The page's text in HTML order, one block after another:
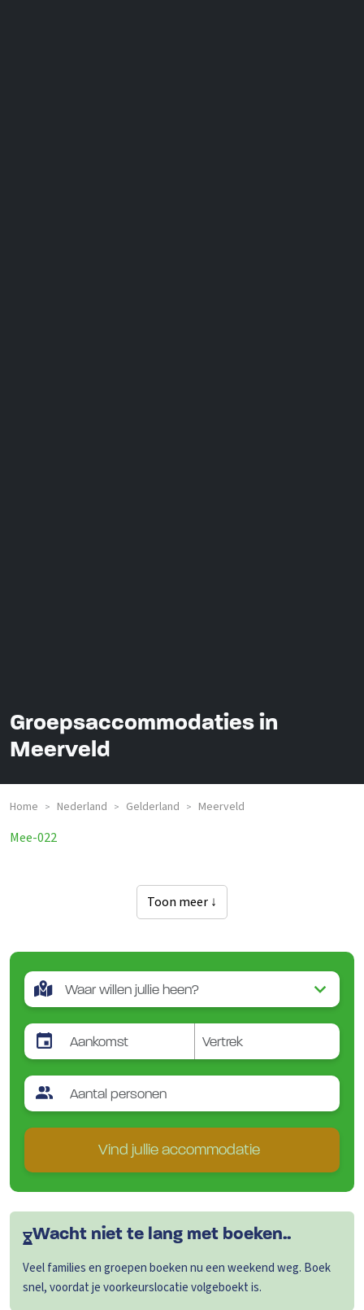
Groepsaccommodaties in
Meerveld
Home > Nederland > Gelderland > Meerveld
Mee-022
Toon meer ↓
Vind jullie accommodatie
Wacht niet te lang met boeken..
Veel families en groepen boeken nu een weekend weg. Boek
snel, voordat je voorkeurslocatie volgeboekt is.